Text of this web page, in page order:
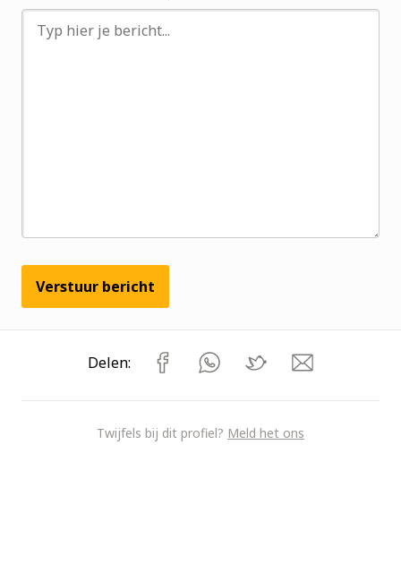
Verstuur bericht
Delen:
Twijfels bij dit profiel? Meld het ons